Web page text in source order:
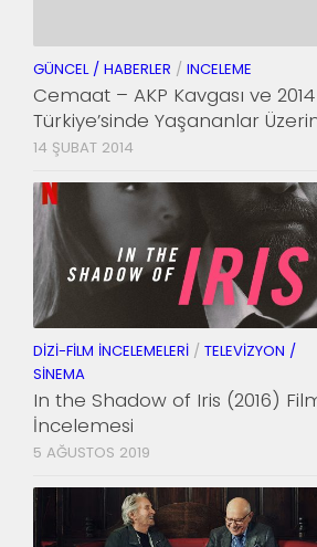
GÜNCEL / HABERLER / INCELEME
Cemaat – AKP Kavgası ve 2014
Türkiye’sinde Yaşananlar
14 ŞUBAT 2014
DIZI-FILM İNCELEMELERI / TELEVIZYON /
SINEMA
In the Shadow of Iris (2016)
İncelemesi
5 AĞUSTOS 2019